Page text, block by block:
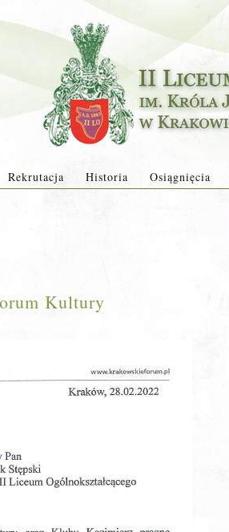
Rekrutacja Historia Osiągnięcia
Kultury